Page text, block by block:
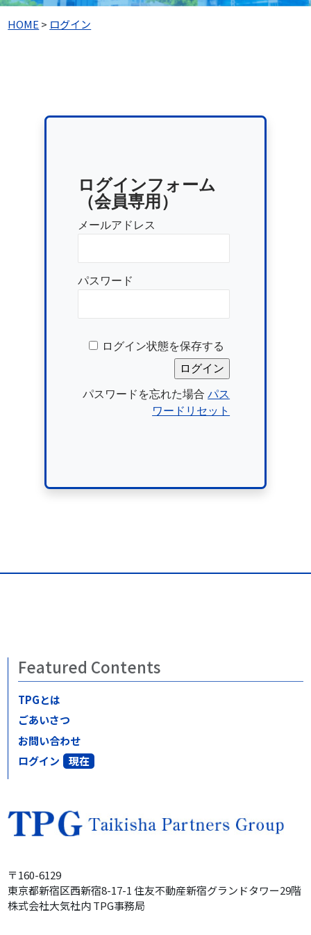
HOME > ログイン
ログインフォーム
（会員専用）
メールアドレス
パスワード
ログイン状態を保存する
パスワードを忘れた場合パス
ワードリセット
〒160-6129
東京都新宿区西新宿8-17-1 住友不動産新宿グランドタワー29階
株式会社大気社内TPG事務局
Featured Contents
TPGとは
ごあいさつ
お問い合わせ
ログイン